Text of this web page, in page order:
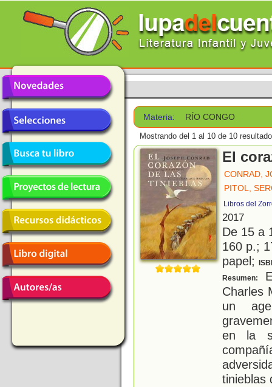
Materia: RÍO CONGO
Mostrando del 1 al 10 de 10
El
CONRAD,
PITOL,
Libros del
2017
De 15 a
160 p.;
papel;
Resumen:
Charles
un
en la
tinieblas